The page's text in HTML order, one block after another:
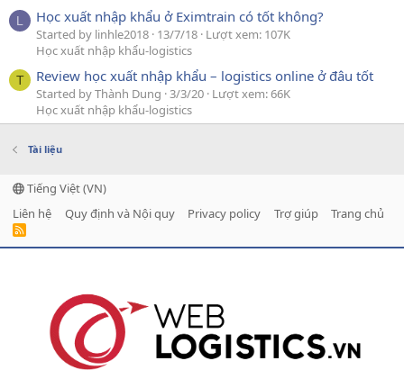
L Học xuất nhập khẩu ở Eximtrain có tốt không?
Started by linhle2018 13/7/18 Lượt xem: 107K
Học xuất nhập khẩu-logistics
T Review học xuất nhập khẩu – logistics online ở đâu tốt
Started by Thành Dung 3/3/20 Lượt xem: 66K
Học xuất nhập khẩu-logistics
Tài liệu
Tiếng Việt (VN)
Liên hệ
Quy định và Nội quy Privacy policy Trợ giúp Trang chủ
R